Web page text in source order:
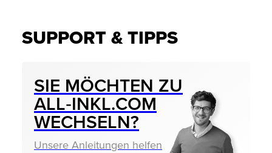
SUPPORT & TIPPS
SIE MÖCHTEN ZU
ALL‑INKL.COM
WECHSELN?
Unsere Anleitungen helfen